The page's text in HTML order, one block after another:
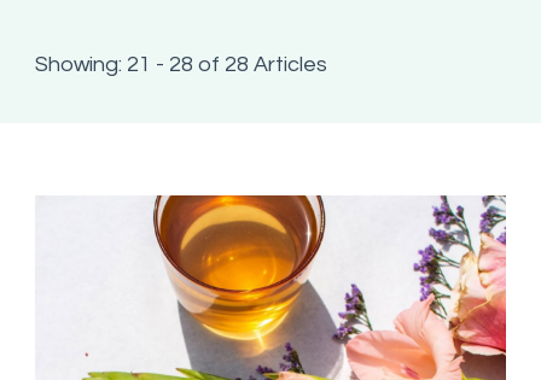
Showing: 21 - 28 of 28 Articles